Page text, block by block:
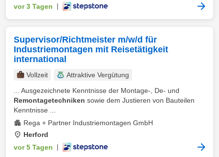
vor 3 Tagen
Supervisor/Richtmeister m/w/d für
Industriemontagen mit Reisetätigkeit
international
Vollzeit
Attraktive Vergütung
... Ausgezeichnete Kenntnisse der Montage-, De- und
Remontagetechniken sowie dem Justieren von Bauteilen
Kenntnisse ...
Rega + Partner Industriemontagen GmbH
Herford
vor 5 Tagen